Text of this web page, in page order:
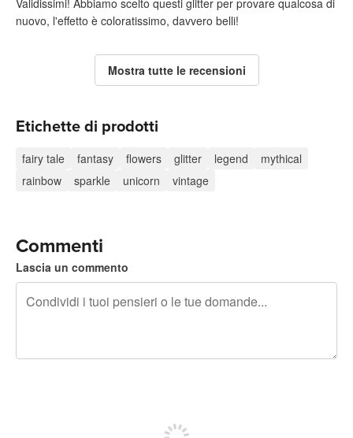
nuovo, l'effetto è coloratissimo, davvero belli!
Mostra tutte le recensioni
Etichette di prodotti
fairy tale fantasy flowers glitter legend
mythical
rainbow
sparkle unicorn vintage
Commenti
Lascia un commento